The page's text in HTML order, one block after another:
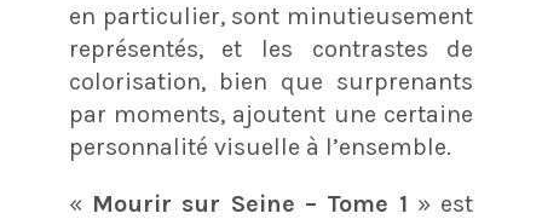
en particulier, sont minutieusement
représentés, et les contrastes de
colorisation, bien que surprenants
par moments, ajoutent une certaine
personnalité visuelle à l’ensemble.
« Mourir sur Seine – Tome 1 » est